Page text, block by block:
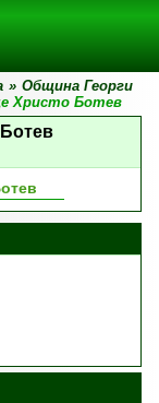
» Община Георги
Христо Ботев